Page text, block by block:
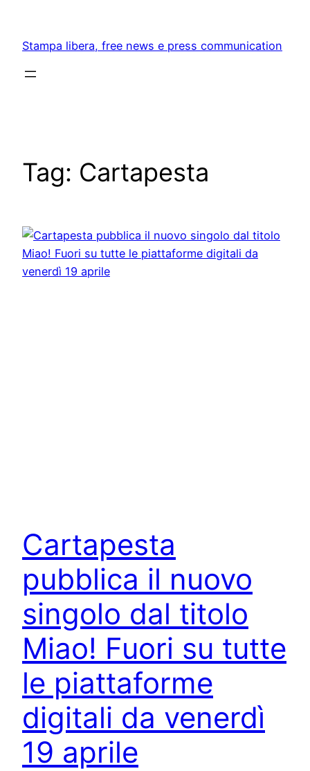
content
Stampa libera, free news e press communication
Tag: Cartapesta
Cartapesta
pubblica il nuovo
singolo dal titolo
Miao! Fuori su tutte
le piattaforme
digitali da venerdì
19 aprile